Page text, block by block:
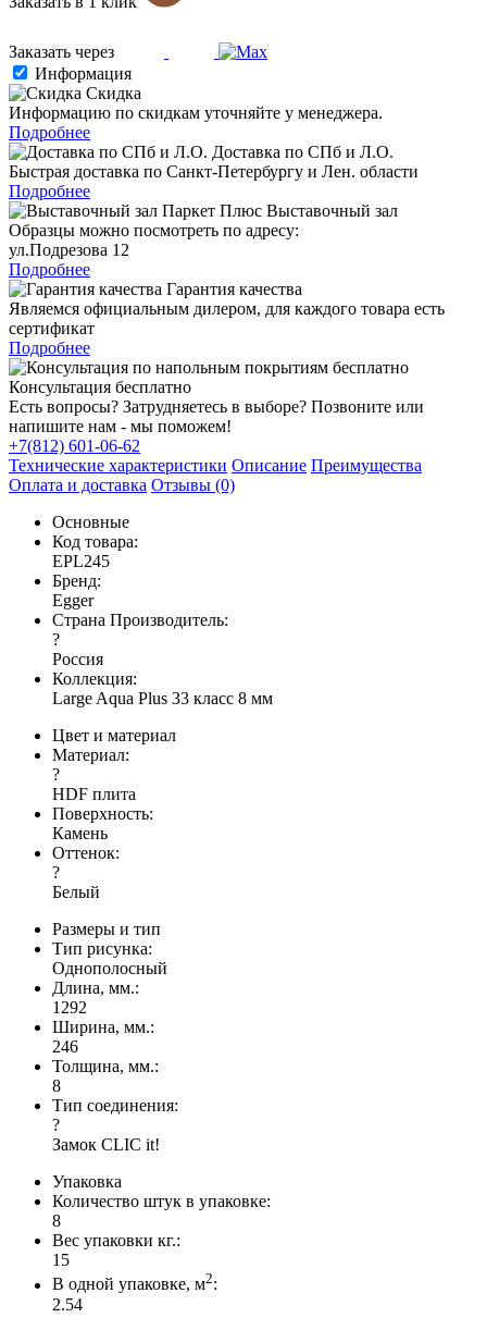
Заказать через
Информация
Скидка
Информацию по скидкам уточняйте у менеджера.
Подробнее
Доставка по СПб и Л.О.
Быстрая доставка по Санкт-Петербургу и Лен. области
Подробнее
Выставочный зал
Образцы можно посмотреть по адресу:
ул.Подрезова 12
Подробнее
Гарантия качества
Являемся официальным дилером, для каждого товара есть
сертификат
Подробнее
Консультация бесплатно
Есть вопросы? Затрудняетесь в выборе? Позвоните или
напишите нам - мы поможем!
+7(812) 601-06-62
Технические характеристики Описание Преимущества
Оплата и доставка Отзывы (0)
Основные
Код товара:
EPL245
Бренд:
Egger
Страна Производитель:
?
Россия
Коллекция:
Large Aqua Plus 33 класс 8 мм
Цвет и материал
Материал:
?
HDF плита
Поверхность:
Камень
Оттенок:
?
Белый
Размеры и тип
Тип рисунка:
Однополосный
Длина, мм.:
1292
Ширина, мм.:
246
Толщина, мм.:
8
Тип соединения:
?
Замок CLIC it!
Упаковка
Количество штук в упаковке:
8
Вес упаковки кг.:
15
В одной упаковке, м2:
2.54